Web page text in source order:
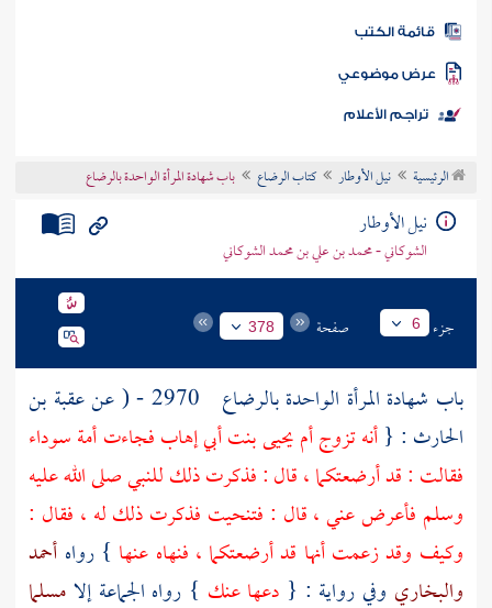
المكتبة
الكتب
موضوعي
تراجم الأعلام
الرئيسية نيل الأوطار كتاب الرضاع باب شهادة المرأة الواحدة بالرضاع
نيل الأوطار
الشوكاني - محمد بن علي بن محمد الشوكاني
جزء 6 صفحة 378
باب شهادة المرأة الواحدة بالرضاع
عقبة بن
الحارث : {أنه تزوجأم يحيى بنت أبي إهابفجاءت أمةسوداء
فقالت : قد أرضعتكما ، قال : فذكرت ذلك للنبي صلى الله عليه
وسلم فأعرض عني ، قال : فتنحيت فذكرت ذلك له ، فقال :
وكيف وقد زعمت أنها قد أرضعتكما ، فنهاه عنها } رواه أحمد
والبخاري وفي رواية : { دعها عنك } رواه الجماعة إلامسلما